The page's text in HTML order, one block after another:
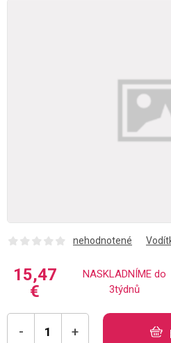
nehodnotené
15,47
€
NASKLADNÍME do
3týdnů
- +